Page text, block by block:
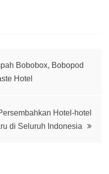
Bobobox, Bobopod
Hotel
Hotel-hotel
di Seluruh Indonesia